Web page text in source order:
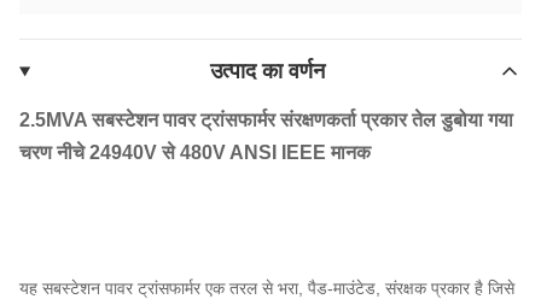
उत्पाद का वर्णन
2.5MVA सबस्टेशन पावर ट्रांसफार्मर संरक्षणकर्ता प्रकार तेल डुबोया गया
चरण नीचे 24940V से 480V ANSI IEEE मानक
यह सबस्टेशन पावर ट्रांसफार्मर एक तरल से भरा, पैड-माउंटेड, संरक्षक प्रकार है जिसे